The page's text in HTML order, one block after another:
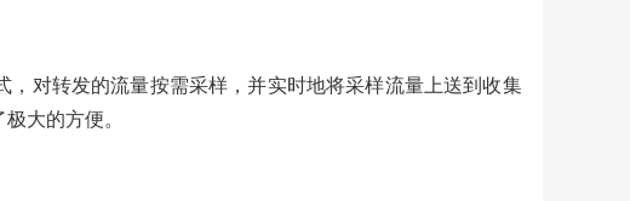
对转发的流量按需采样，并实时地将采样流量上送到收集
大的方便。